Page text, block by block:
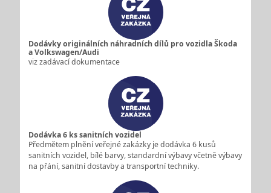
Dodávky originálních náhradních dílů pro vozidla Škoda
a Volkswagen/Audi
viz zadávací dokumentace
Dodávka 6 ks sanitních vozidel
Předmětem plnění veřejné zakázky je dodávka 6 kusů
sanitních vozidel, bílé barvy, standardní výbavy včetně výbavy
na přání, sanitní dostavby a transportní techniky.